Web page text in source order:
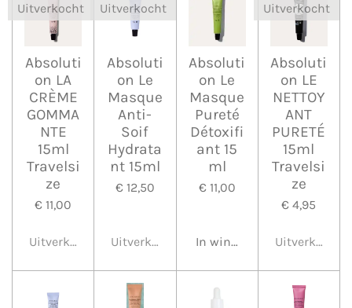
Uitverkocht
Absoluti
on LA
CRÈME
GOMMA
NTE
15ml
Travelsi
ze
€ 11,00
Uitverkocht
Uitverkocht
Absoluti
on Le
Masque
Anti-
Soif
Hydrata
nt 15ml
€ 12,50
Uitverkocht
Absoluti
on Le
Masque
Pureté
Détoxifi
ant 15
ml
€ 11,00
In winkelwagen
Uitverkocht
Absoluti
on LE
NETTOY
ANT
PURETÉ
15ml
Travelsi
ze
€ 4,95
Uitverkocht